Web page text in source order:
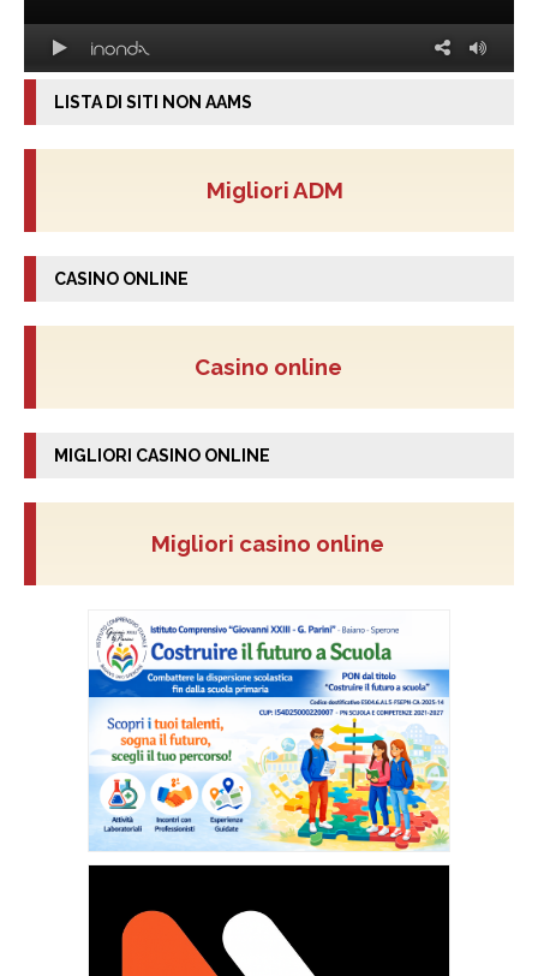
LISTA DI SITI NON AAMS
Migliori ADM
CASINO ONLINE
Casino online
MIGLIORI CASINO ONLINE
Migliori casino online